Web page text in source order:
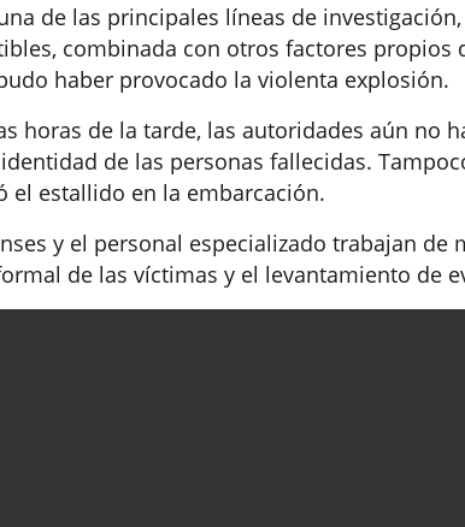
de las principales líneas de
combinada con otros factores propios
haber provocado la violenta explosión.
horas de la tarde, las autoridades aún no
de las personas fallecidas.
el estallido en la embarcación.
y el personal especializado trabajan de
de las víctimas y el levantamiento de